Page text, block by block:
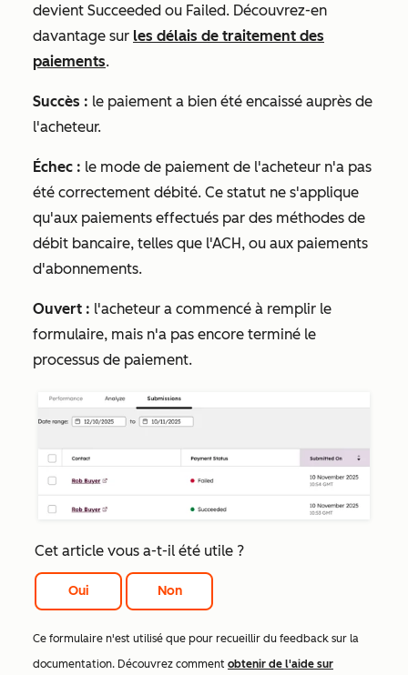
devient Succeeded ou Failed. Découvrez-en
davantage sur les délais de traitement des
paiements.
Succès : le paiement a bien été encaissé auprès de
l'acheteur.
Échec : le mode de paiement de l'acheteur n'a pas
été correctement débité. Ce statut ne s'applique
qu'aux paiements effectués par des méthodes de
débit bancaire, telles que l'ACH, ou aux paiements
d'abonnements.
Ouvert : l'acheteur a commencé à remplir le
formulaire, mais n'a pas encore terminé le
processus de paiement.
Cet article vous a-t-il été utile ?
Oui Non
Ce formulaire n'est utilisé que pour recueillir du feedback sur la
documentation. Découvrez comment obtenir de l'aide sur